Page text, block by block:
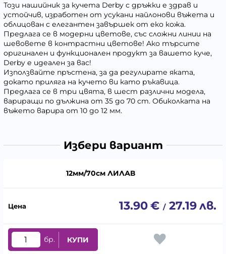
Този нашийник за кучета Derby с дръжки е здрав и
устойчив, изработен от усукани найлонови въжета и
облицован с елегантен завършек от еко кожа.
Предлага се в модерни цветове, със сложни линии на
шевовете в контрастни цветове! Ако търсите
оригинален и функционален продукт за вашето куче,
Derby е идеален за вас!
Използвайте пръстена, за да регулирате яката,
докато приляга на кучето ви като ръкавица.
Предлага се в три цвята, в шест различни модела,
вариращи по дължина от 35 до 70 cm. Обиколката на
въжето варира от 10 до 12 мм.
Избери вариант
12мм/70см ЛИЛАВ
13.90€ / 27.19лв.
бр. КУПИ